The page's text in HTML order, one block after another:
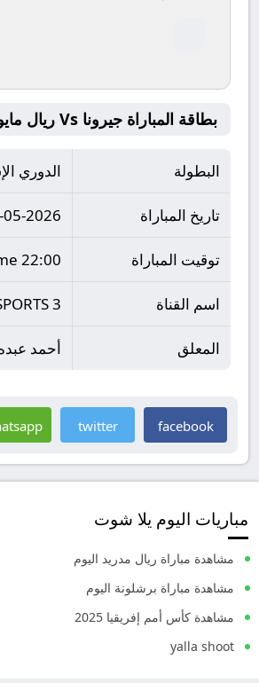
بطاقة المباراة جيرونا Vs ريال مايوركا
البطولة الدوري
تاريخ المباراة 2026
توقيت المباراة 22:00 Time
اسم القناة 3
المعلق أحمد
facebook
twitter
مباريات اليوم يلا شوت
مشاهدة مباراة ريال مدريد اليوم
مشاهدة مباراة برشلونة اليوم
مشاهدة كأس أمم إفريقيا 2025
yalla shoot